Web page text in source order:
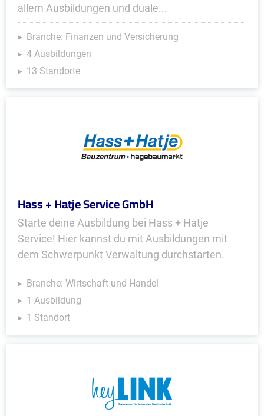
allem Ausbildungen und duale...
Branche: Finanzen und Versicherung
4 Ausbildungen
13 Standorte
Hass + Hatje Service GmbH
Starte deine Ausbildung bei Hass + Hatje
Service! Hier kannst du mit Ausbildungen mit
dem Schwerpunkt Verwaltung durchstarten.
Branche: Wirtschaft und Handel
1 Ausbildung
1 Standort